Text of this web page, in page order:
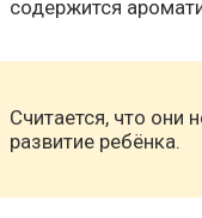
содержится
Считается, что они
развитие ребёнка.